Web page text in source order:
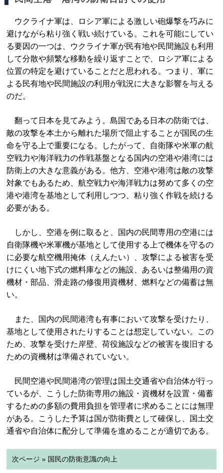
ウクライナ軍は、ロシア軍による激しい砲爆撃を巧みに
避けながら粘り強く戦い続けている。これを可能にしてい
る要因の一つは、ウクライナ軍が民有地や民間施設も利用
して分散や頻繁な移動を繰り返すことで、ロシア軍による
位置の特定を避けていることだと思われる。つまり、軍に
よる民有地や民間施設の利用が戦況に大きな影響を与える
のだ。
翻って日本を見てみよう。島国である日本の防衛では、
敵の攻撃を本土から離れた場所で阻止することが国民の生
命を守る上で重要になる。したがって、自衛隊や米軍の航
空戦力や海洋戦力の作戦基盤となる国内の空港や港湾には
防衛上の大きな意義がある。他方、空港や港湾は敵の攻撃
対象でもあるため、航空戦力や海洋戦力は努めて多くの空
港や港湾を基地として利用しつつ、粘り強く作戦を続ける
必要がある。
しかし、空港を例に取ると、国内の民間専用の空港には
自衛隊機や米軍機が基地として使用する上で機体を守るの
に必要な航空機用掩体（えんたい）、攻撃による被害を受
けにくい地下式の燃料庫などの施設、あるいは整備用の資
機材・部品、滑走路の修復用資機材、燃料などの備蓄は無
い。
また、国内の民間港湾も有事において攻撃を受けたり、
基地として使用されたりすることは想定していない。この
ため、攻撃を受けた岸壁、荷役施設などの被害を復旧する
ための資機材は準備されていない。
民間空港や民間港湾の管理は国土交通省や自治体が行っ
ているが、こうした防衛専用の施設・資機材を設置・備蓄
するための多額の費用負担を管理者に求めることには無理
がある。こうした予算は国が防衛費として確保し、国土交
通省や自治体に配分して準備を進めることが適切である。
次ページ » 国民の防衛意識の向上